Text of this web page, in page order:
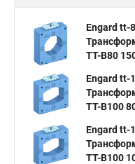
Engard tt-
ТТ-В80
Engard tt-
ТТ-В100
Engard tt-
ТТ-В100